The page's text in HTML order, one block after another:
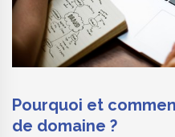
Pourquoi et
de domaine ?